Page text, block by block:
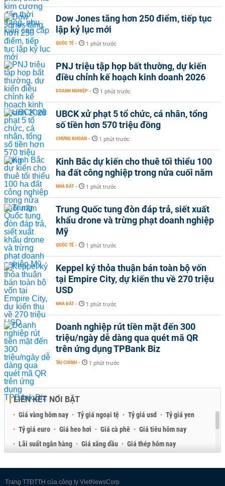
Dow Jones tăng hơn 250 điểm, tiếp tục
lập kỷ lục mới
QUỐC TẾ - 1 phút trước
PNJ triệu tập họp bất thường, dự kiến
điều chỉnh kế hoạch kinh doanh 2026
DOANH NGHIỆP - 1 phút trước
UBCK xử phạt 5 tổ chức, cá nhân, tổng
số tiền hơn 570 triệu đồng
CHỨNG KHOÁN - 1 phút trước
Kinh Bắc dự kiến cho thuê tối thiểu 100
ha đất công nghiệp trong nửa cuối năm
NHÀ ĐẤT - 1 phút trước
Trung Quốc tung đòn đáp trả, siết xuất
khẩu drone và trừng phạt doanh nghiệp
Mỹ
QUỐC TẾ - 1 phút trước
Keppel ký thỏa thuận bán toàn bộ vốn
tại Empire City, dự kiến thu về 270 triệu
USD
NHÀ ĐẤT - 1 phút trước
Doanh nghiệp rút tiền mặt đến 300
triệu/ngày dễ dàng qua quét mã QR
trên ứng dụng TPBank Biz
TÀI CHÍNH - 1 phút trước
LIÊN KẾT NỔI BẬT
Giá vàng hôm nay Tỷ giá ngoại tệ Tỷ giá usd
Tỷ giá yen
Tỷ giá euro
Giá heo hơi Giá cà phê
Giá tiêu hôm nay
Lãi suất ngân hàng
Giá xăng dầu
Giá thép hôm nay
Trang TTĐTTH của công ty VietNewsCorp